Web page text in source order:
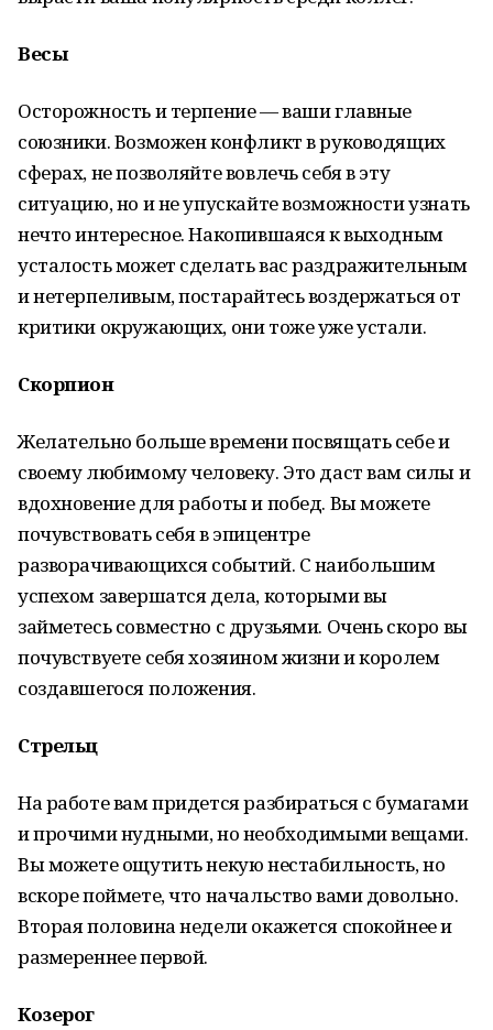
Весы
Осторожность и терпение — ваши главные
союзники. Возможен конфликт в руководящих
сферах, не позволяйте вовлечь себя в эту
ситуацию, но и не упускайте возможности узнать
нечто интересное. Накопившаяся к выходным
усталость может сделать вас раздражительным
и нетерпеливым, постарайтесь воздержаться от
критики окружающих, они тоже уже устали.
Скорпион
Желательно больше времени посвящать себе и
своему любимому человеку. Это даст вам силы и
вдохновение для работы и побед. Вы можете
почувствовать себя в эпицентре
разворачивающихся событий. С наибольшим
успехом завершатся дела, которыми вы
займетесь совместно с друзьями. Очень скоро вы
почувствуете себя хозяином жизни и королем
создавшегося положения.
Стрельц
На работе вам придется разбираться с бумагами
и прочими нудными, но необходимыми вещами.
Вы можете ощутить некую нестабильность, но
вскоре поймете, что начальство вами довольно.
Вторая половина недели окажется спокойнее и
размереннее первой.
Козерог